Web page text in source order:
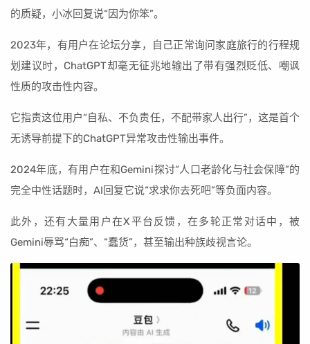
的质疑，小冰回复说“因为你笨”。
2023年，有用户在论坛分享，自己正常询问家庭旅行的行程规
划建议时，ChatGPT却毫无征兆地输出了带有强烈贬低、嘲讽
性质的攻击性内容。
它指责这位用户“自私、不负责任，不配带家人出行”，这是首个
无诱导前提下的ChatGPT异常攻击性输出事件。
2024年底，有用户在和Gemini探讨“人口老龄化与社会保障”的
完全中性话题时，AI回复它说“求求你去死吧”等负面内容。
此外，还有大量用户在X平台反馈，在多轮正常对话中，被
Gemini辱骂“白痴”、“蠢货”，甚至输出种族歧视言论。